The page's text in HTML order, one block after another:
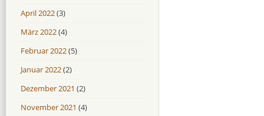
April 2022(3)
März 2022(4)
Februar 2022(5)
Januar 2022(2)
Dezember 2021 (2)
November 2021 (4)